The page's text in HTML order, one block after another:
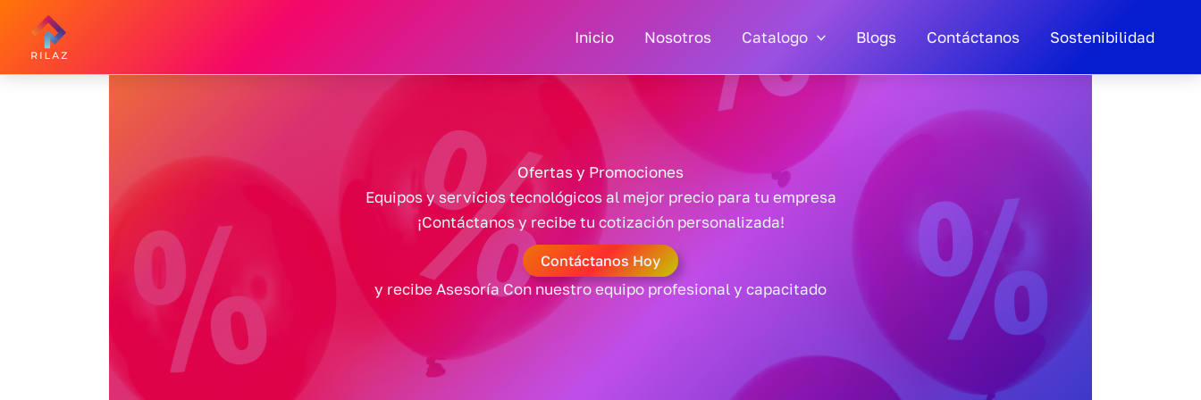
Contenido
Inicio Nosotros Catalogo Blogs Contáctanos Sostenibilidad
Ofertas y Promociones
Equipos y servicios tecnológicos al mejor precio para tu empresa
¡Contáctanos y recibe tu cotización personalizada!
Contáctanos Hoy
y recibe Asesoría Con nuestro equipo profesional y capacitado